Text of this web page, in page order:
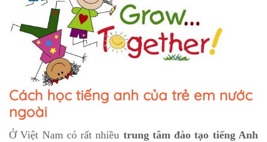
Cách học tiếng anh của trẻ em nước
ngoài
Ở Việt Nam có rất nhiều trung tâm đào tạo tiếng Anh